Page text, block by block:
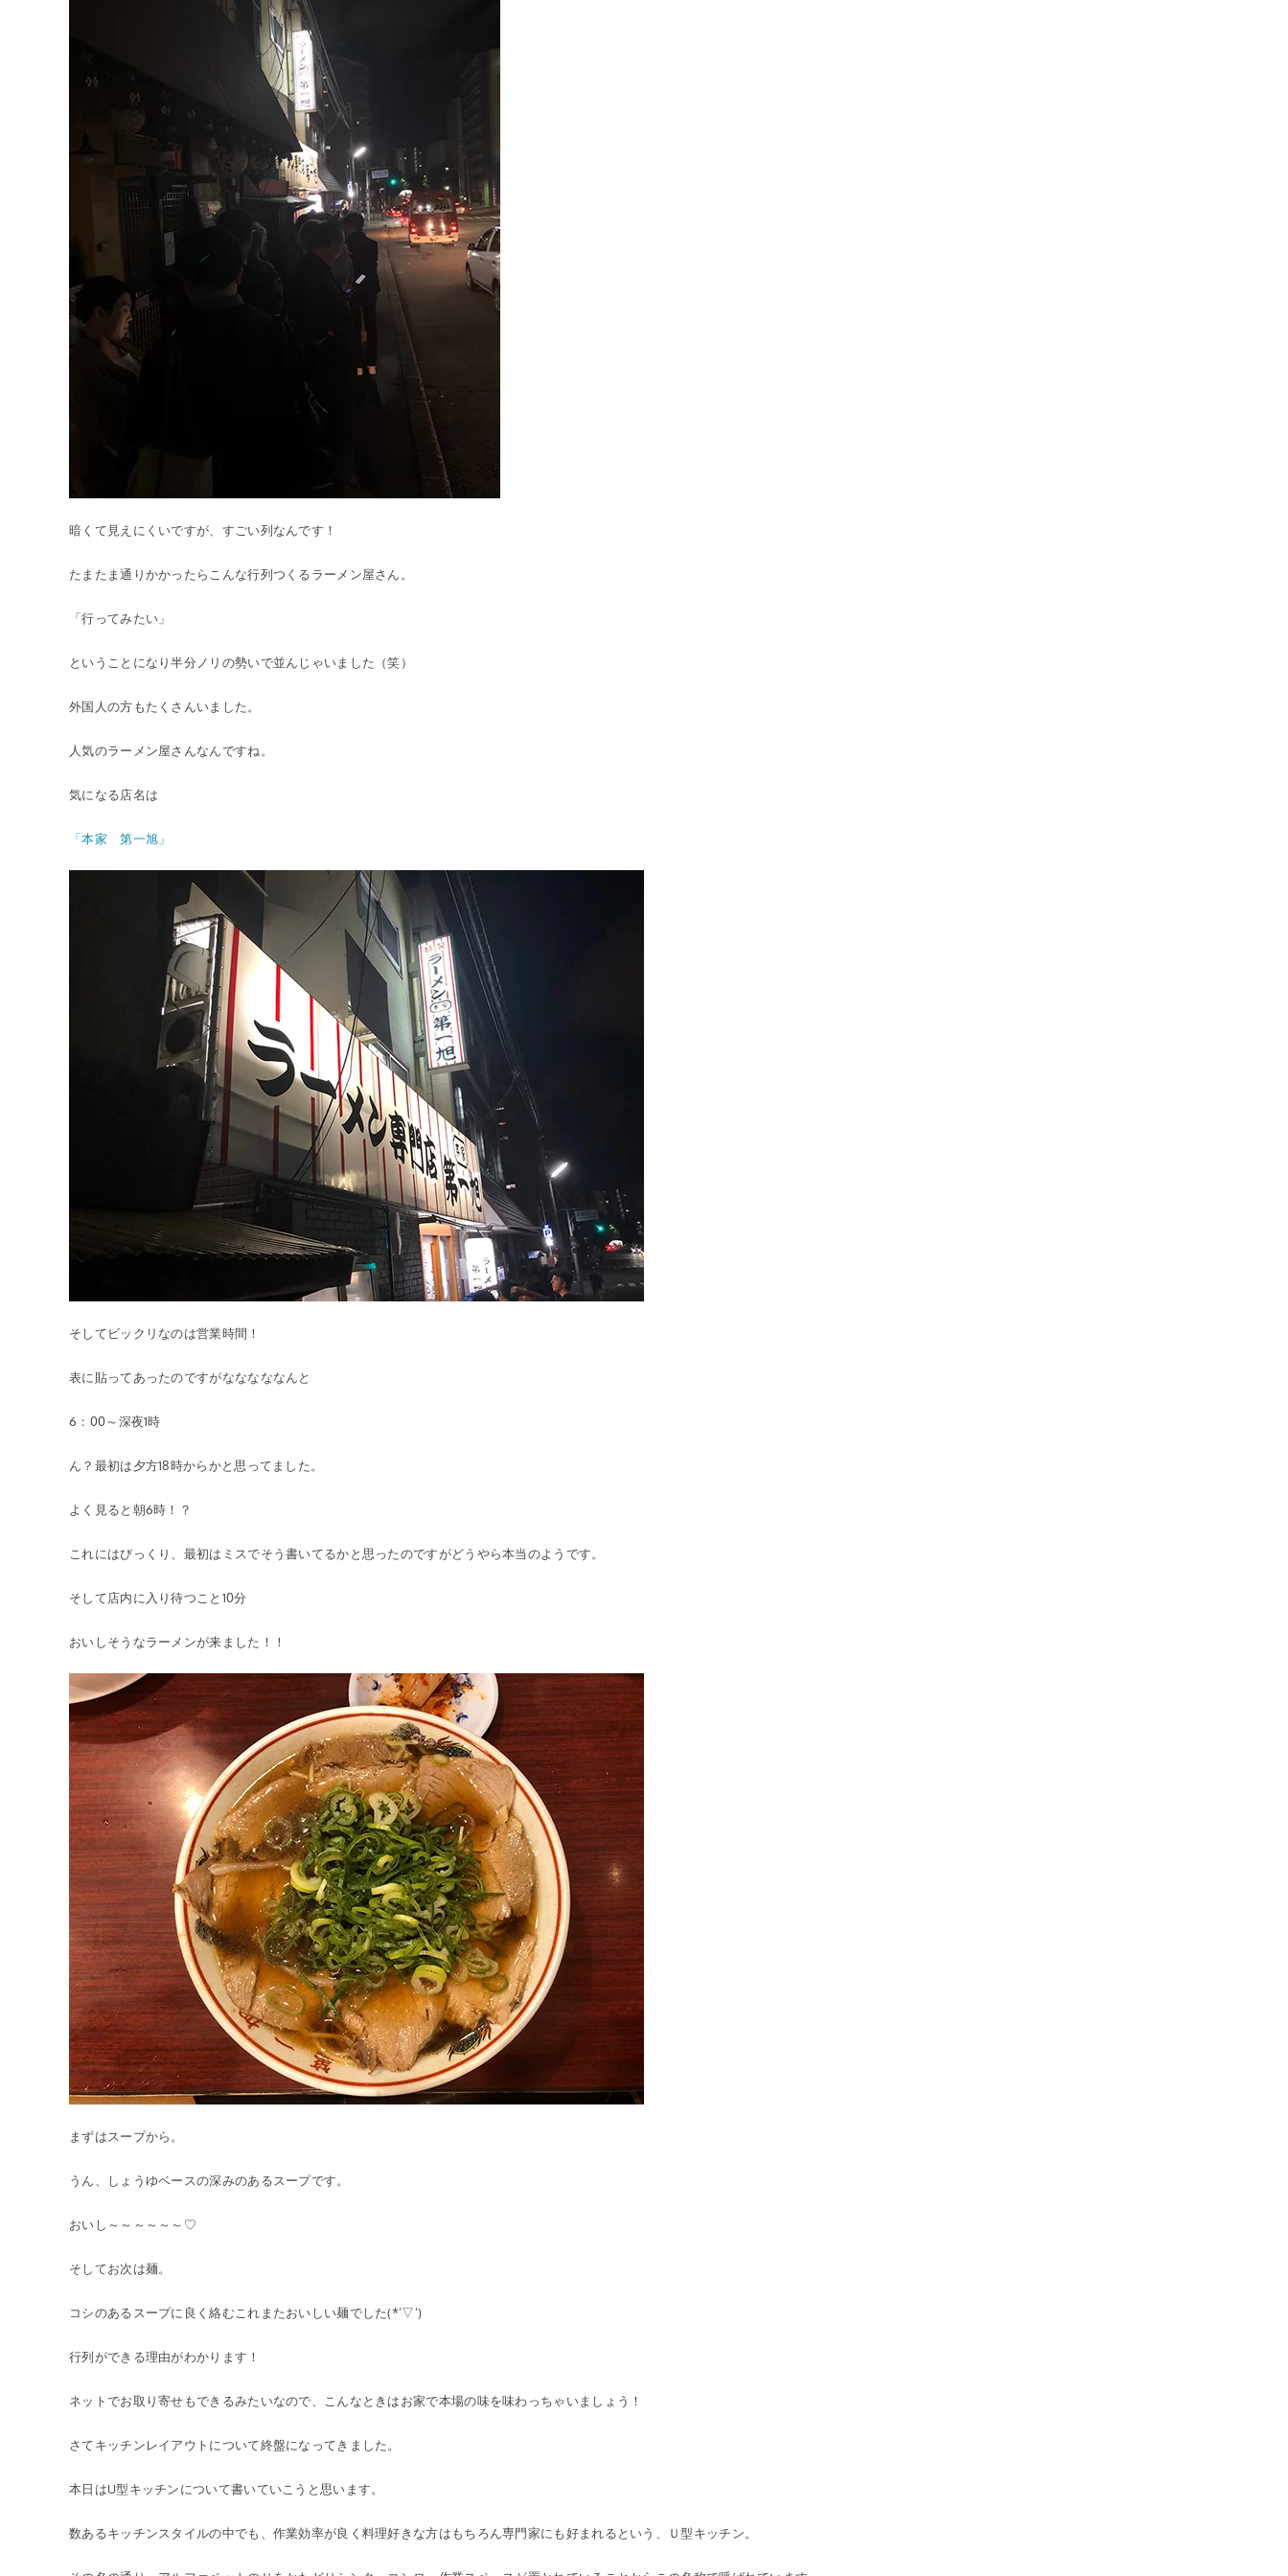
暗くて見えにくいですが、すごい列なんです！
たまたま通りかかったらこんな行列つくるラーメン屋さん。
「行ってみたい」
ということになり半分ノリの勢いで並んじゃいました（笑）
外国人の方もたくさんいました。
人気のラーメン屋さんなんですね。
気になる店名は
「本家 第一旭」
そしてビックリなのは営業時間！
表に貼ってあったのですがなななななんと
6：00～深夜1時
ん？最初は夕方18時からかと思ってました。
よく見ると朝6時！？
これにはびっくり、最初はミスでそう書いてるかと思ったのですがどうやら本当のようです。
そして店内に入り待つこと10分
おいしそうなラーメンが来ました！！
まずはスープから。
うん、しょうゆベースの深みのあるスープです。
おいし～～～～～～♡
そしてお次は麺。
コシのあるスープに良く絡むこれまたおいしい麺でした(*’▽’)
行列ができる理由がわかります！
ネットでお取り寄せもできるみたいなので、こんなときはお家で本場の味を味わっちゃいましょう！
さてキッチンレイアウトについて終盤になってきました。
本日はU型キッチンについて書いていこうと思います。
数あるキッチンスタイルの中でも、作業効率が良く料理好きな方はもちろん専門家にも好まれるという、Ｕ型キッチン。